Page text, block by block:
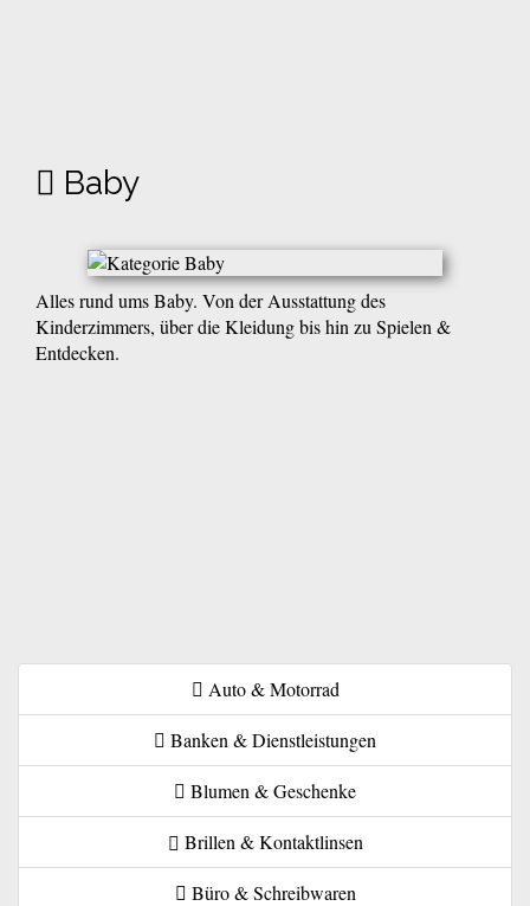
Baby
Alles rund ums Baby. Von der Ausstattung des
Kinderzimmers, über die Kleidung bis hin zu Spielen &
Entdecken.
Auto & Motorrad
Banken & Dienstleistungen
Blumen & Geschenke
Brillen & Kontaktlinsen
Büro & Schreibwaren